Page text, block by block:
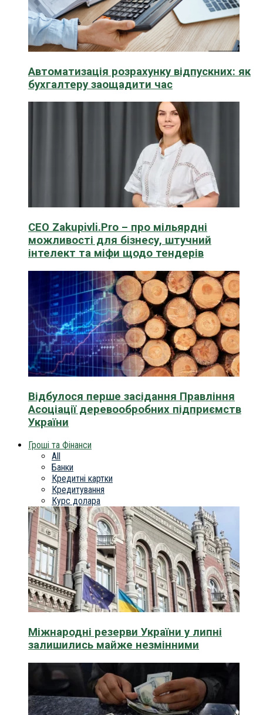
Автоматизація розрахунку відпускних: як
бухгалтеру заощадити час
CEO Zakupivli.Pro – про мільярдні
можливості для бізнесу, штучний
інтелект та міфи щодо тендерів
Відбулося перше засідання Правління
Асоціації деревообробних підприємств
України
Гроші та Фінанси
All
Банки
Кредитні картки
Кредитування
Курс долара
Міжнародні резерви України у липні
залишились майже незмінними